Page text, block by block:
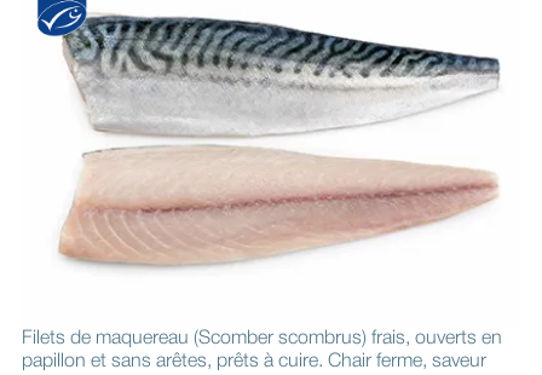
Filets de maquereau (Scomber scombrus) frais, ouverts en
papillon et sans arêtes, prêts à cuire. Chair ferme, saveur